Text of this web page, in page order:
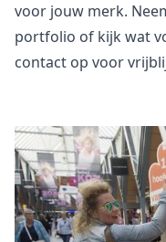
voor jouw merk.
portfolio of kijk wat
contact op voor